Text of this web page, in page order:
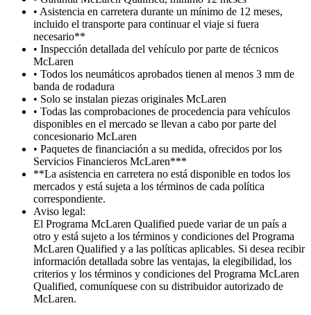
• Asistencia en carretera durante un mínimo de 12 meses,
incluido el transporte para continuar el viaje si fuera
necesario**
• Inspección detallada del vehículo por parte de técnicos
McLaren
• Todos los neumáticos aprobados tienen al menos 3 mm de
banda de rodadura
• Solo se instalan piezas originales McLaren
• Todas las comprobaciones de procedencia para vehículos
disponibles en el mercado se llevan a cabo por parte del
concesionario McLaren
• Paquetes de financiación a su medida, ofrecidos por los
Servicios Financieros McLaren***
**La asistencia en carretera no está disponible en todos los
mercados y está sujeta a los términos de cada política
correspondiente.
Aviso legal:
El Programa McLaren Qualified puede variar de un país a
otro y está sujeto a los términos y condiciones del Programa
McLaren Qualified y a las políticas aplicables. Si desea recibir
información detallada sobre las ventajas, la elegibilidad, los
criterios y los términos y condiciones del Programa McLaren
Qualified, comuníquese con su distribuidor autorizado de
McLaren.